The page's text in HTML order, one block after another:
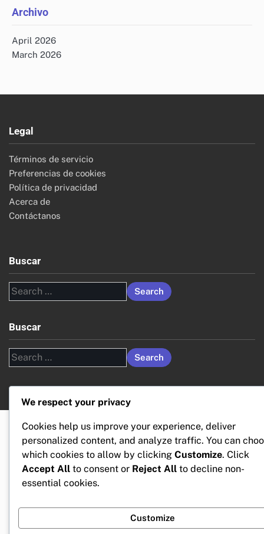
Archivo
April 2026
March 2026
Legal
Términos de servicio
Preferencias de cookies
Política de privacidad
Acerca de
Contáctanos
Buscar
Search
for:
Buscar
Search
for:
We respect your privacy
Cookies help us improve your experience, deliver
personalized content, and analyze traffic. You can
which cookies to allow by clicking Customize. Click
Accept All to consent or Reject All to decline non-
essential cookies.
Customize